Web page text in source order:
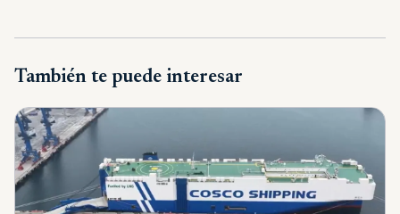
También te puede interesar